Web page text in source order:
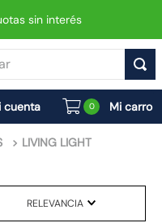
sin interés
0
LIVING LIGHT
RELEVANCIA
MÁS BUSCADOS
interruptor
enchufe
foco